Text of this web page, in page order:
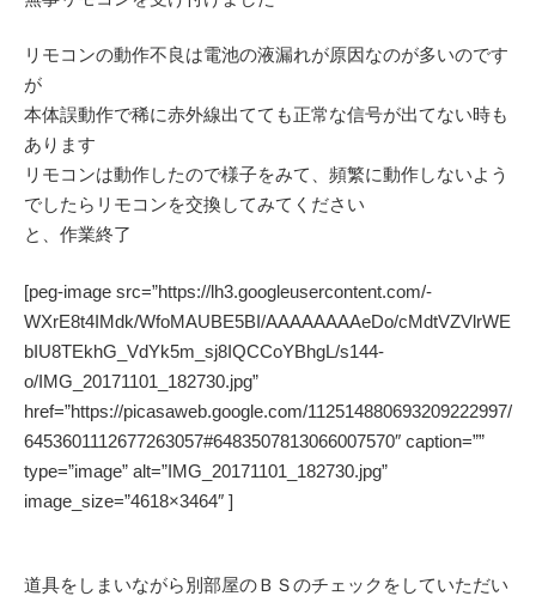
リモコンの動作不良は電池の液漏れが原因なのが多いのです
が
本体誤動作で稀に赤外線出てても正常な信号が出てない時も
あります
リモコンは動作したので様子をみて、頻繁に動作しないよう
でしたらリモコンを交換してみてください
と、作業終了
[peg-image src=”https://lh3.googleusercontent.com/-
WXrE8t4IMdk/WfoMAUBE5BI/AAAAAAAAeDo/cMdtVZVlrWE
bIU8TEkhG_VdYk5m_sj8IQCCoYBhgL/s144-
o/IMG_20171101_182730.jpg”
href=”https://picasaweb.google.com/112514880693209222997/
6453601112677263057#6483507813066007570″ caption=””
type=”image” alt=”IMG_20171101_182730.jpg”
image_size=”4618×3464″ ]
道具をしまいながら別部屋のＢＳのチェックをしていただい